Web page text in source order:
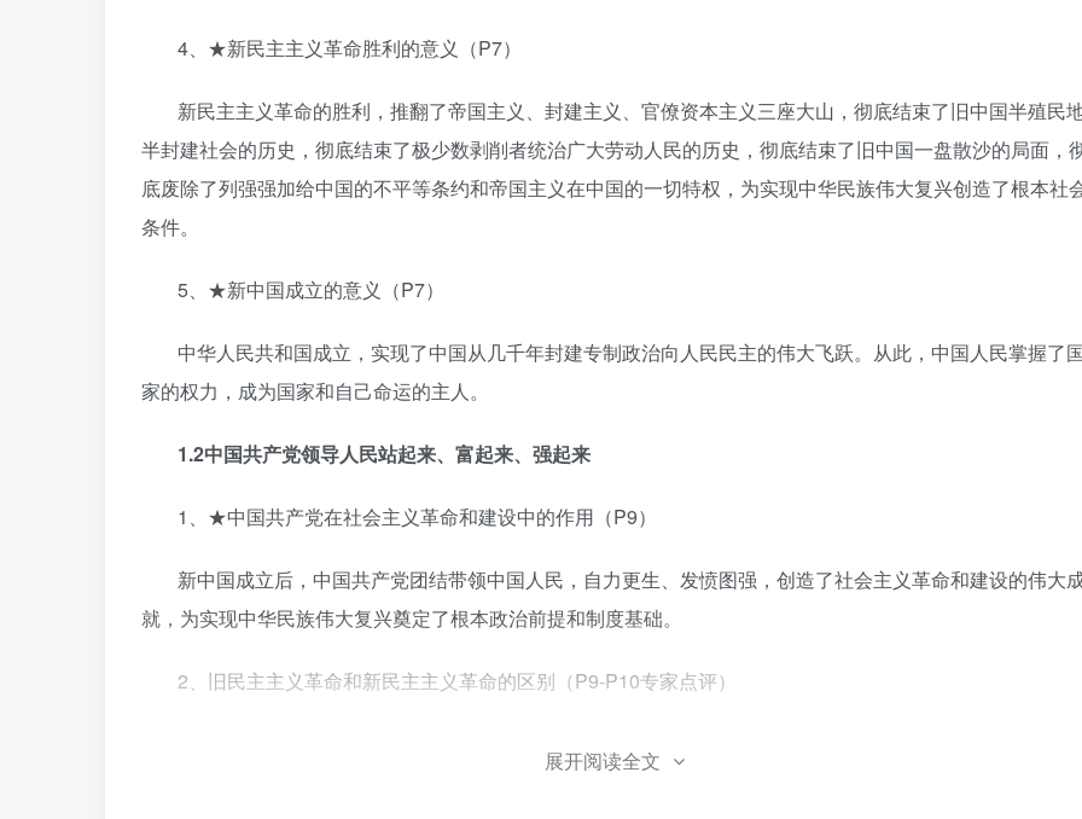
4、★新民主主义革命胜利的意义（P7）
新民主主义革命的胜利，推翻了帝国主义、封建主义、官僚资本主义三座大山，彻底结束了旧中国半殖民
半封建社会的历史，彻底结束了极少数剥削者统治广大劳动人民的历史，彻底结束了旧中国一盘散沙的局面，
底废除了列强强加给中国的不平等条约和帝国主义在中国的一切特权，为实现中华民族伟大复兴创造了根本社
条件。
5、★新中国成立的意义（P7）
中华人民共和国成立，实现了中国从几千年封建专制政治向人民民主的伟大飞跃。从此，中国人民掌握了
家的权力，成为国家和自己命运的主人。
1.2中国共产党领导人民站起来、富起来、强起来
1、★中国共产党在社会主义革命和建设中的作用（P9）
新中国成立后，中国共产党团结带领中国人民，自力更生、发愤图强，创造了社会主义革命和建设的伟大
就，为实现中华民族伟大复兴奠定了根本政治前提和制度基础。
2、旧民主主义革命和新民主主义革命的区别（P9-P10专家点评）
展开阅读全文